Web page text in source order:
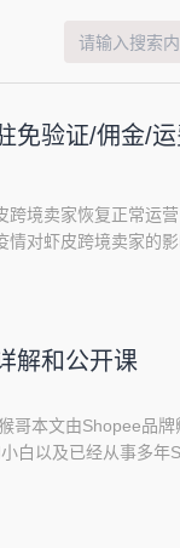
免验证/佣金/
跨境卖家恢复正常运
对虾皮跨境卖家的
"在3月31日前，入驻
解和公开课
哥本文由Shopee品
白以及已经从事多年
是巅峰吧！毕竟我